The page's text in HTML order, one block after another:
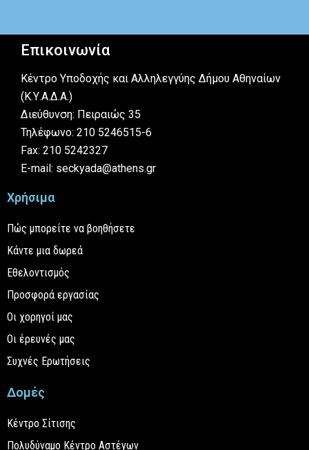
Επικοινωνία
Κέντρο Υποδοχής και Αλληλεγγύης Δήμου Αθηναίων
(Κ.Υ.Α.Δ.Α.)
Διεύθυνση: Πειραιώς 35
Τηλέφωνο: 210 5246515-6
Fax: 210 5242327
E-mail: seckyada@athens.gr
Χρήσιμα
Πώς μπορείτε να βοηθήσετε
Κάντε μια δωρεά
Εθελοντισμός
Προσφορά εργασίας
Οι χορηγοί μας
Οι έρευνές μας
Συχνές Ερωτήσεις
Δομές
Κέντρο Σίτισης
Πολυδύναμο Κέντρο Αστέγων